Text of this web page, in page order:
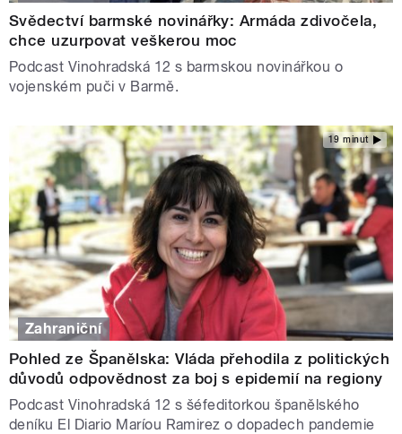
Svědectví barmské novinářky: Armáda zdivočela,
chce uzurpovat veškerou moc
Podcast Vinohradská 12 s barmskou novinářkou o
vojenském puči v Barmě.
19 minut
Zahraniční
Pohled ze Španělska: Vláda přehodila z politických
důvodů odpovědnost za boj s epidemií na regiony
Podcast Vinohradská 12 s šéfeditorkou španělského
deníku El Diario Maríou Ramirez o dopadech pandemie